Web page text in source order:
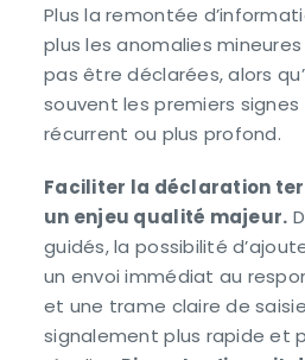
Plus la remontée
plus les anomalies
pas être déclarées, alors
souvent les premiers signes
récurrent ou plus profond.
Faciliter la déclaration
un enjeu qualité majeur.
guidés, la possibilité
un envoi immédiat au
et une trame claire de
signalement plus rapide et